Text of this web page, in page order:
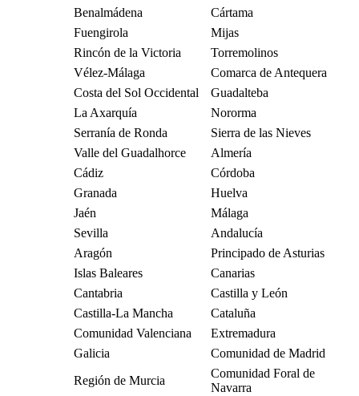
Benalmádena
Cártama
Fuengirola
Mijas
Rincón de la Victoria
Torremolinos
Vélez-Málaga
Comarca de Antequera
Costa del Sol Occidental
Guadalteba
La Axarquía
Nororma
Serranía de Ronda
Sierra de las Nieves
Valle del Guadalhorce
Almería
Cádiz
Córdoba
Granada
Huelva
Jaén
Málaga
Sevilla
Andalucía
Aragón
Principado de Asturias
Islas Baleares
Canarias
Cantabria
Castilla y León
Castilla-La Mancha
Cataluña
Comunidad Valenciana
Extremadura
Galicia
Comunidad de Madrid
Región de Murcia
Comunidad Foral de
Navarra